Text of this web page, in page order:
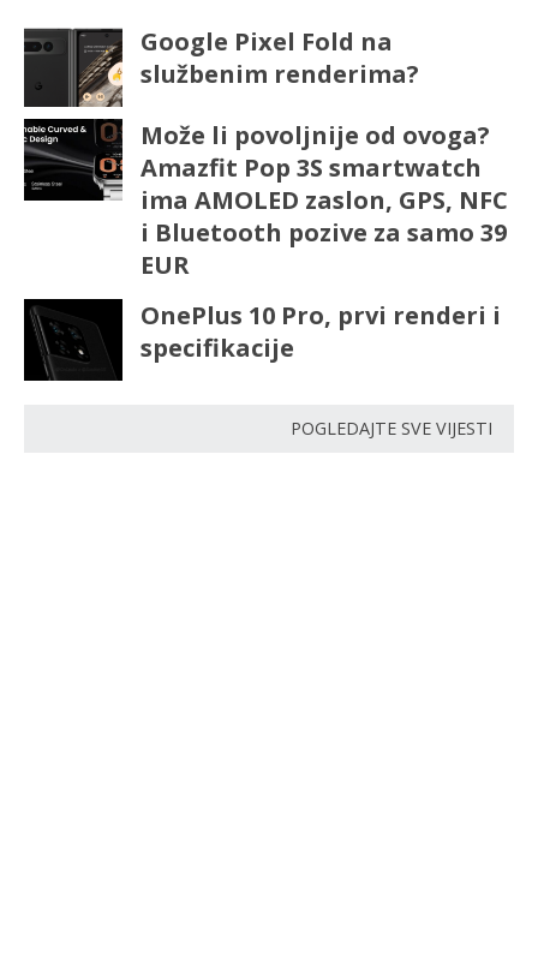
Google Pixel Fold na
službenim renderima?
Može li povoljnije od ovoga?
Amazfit Pop 3S smartwatch
ima AMOLED zaslon, GPS, NFC
i Bluetooth pozive za samo 39
EUR
OnePlus 10 Pro, prvi renderi i
specifikacije
POGLEDAJTE SVE VIJESTI